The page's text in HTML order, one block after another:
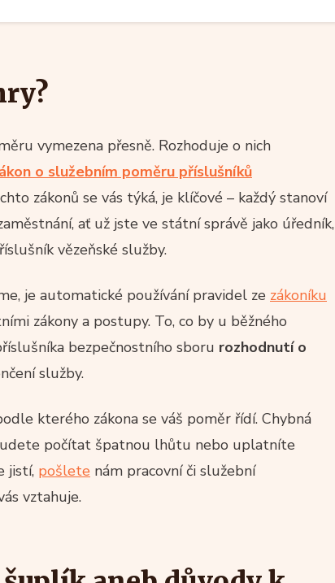
vymezena přesně. Rozhoduje o nich
o služebním poměru příslušníků
zákonů se vás týká, je klíčové – každý stanoví
ať už jste ve státní správě jako úředník,
vězeňské služby.
je automatické používání pravidel ze zákoníku
zákony a postupy. To, co by u běžného
bezpečnostního sboru rozhodnutí o
služby.
kterého zákona se váš poměr řídí. Chybná
počítat špatnou lhůtu nebo uplatníte
jistí, pošlete nám pracovní či služební
vztahuje.